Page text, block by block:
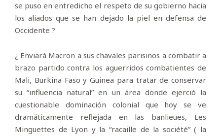
se puso en entredicho el respeto de su gobierno hacia
los aliados que se han dejado la piel en defensa de
Occidente ?
¿ Enviará Macron a sus chavales parisinos a combatir a
brazo partido contra los aguerridos combatientes de
Mali, Burkina Faso y Guinea para tratar de conservar
su “influencia natural” en un área donde ejerció la
cuestionable dominación colonial que hoy se ve
dramáticamente reflejada en las banlieues, Les
Minguettes de Lyon y la “racaille de la société” ( la